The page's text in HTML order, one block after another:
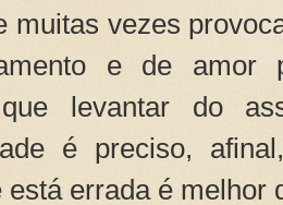
muitas vezes
e de amor
levantar do
é preciso,
está errada é melhor